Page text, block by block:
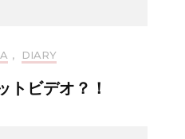
, DIARY
トビデオ？！